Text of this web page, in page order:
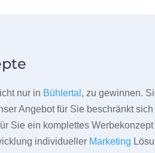
nur in Bühlertal , zu gewinnen.
Angebot für Sie beschränkt
Sie ein komplettes
individueller Marketing